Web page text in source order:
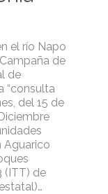
el río Napo
de
de
“consulta
del 15 de
Aguarico
(ITT) de